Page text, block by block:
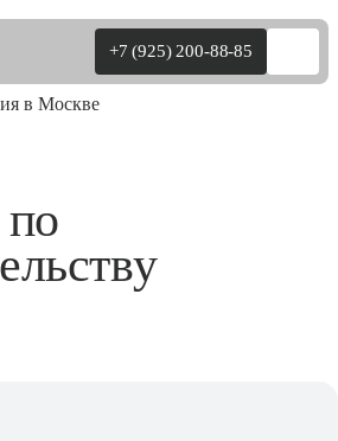
+7 (925) 200-88-85
в Москве